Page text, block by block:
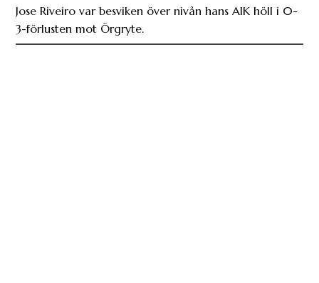
Jose Riveiro var besviken över nivån hans AIK höll i 0-
3-förlusten mot Örgryte.